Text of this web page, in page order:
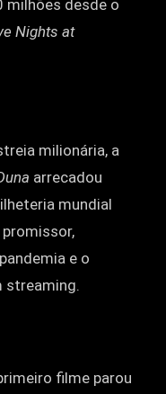
milhões desde o
Nights at
milionária, a
arrecadou
mundial
e o
streaming.
filme parou